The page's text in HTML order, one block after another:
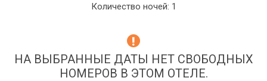
Количество ночей: 1
НА ВЫБРАННЫЕ ДАТЫ НЕТ СВОБОДНЫХ
НОМЕРОВ В ЭТОМ ОТЕЛЕ.